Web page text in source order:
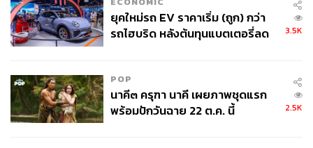
ด้านจุติ ไกรฤกษ์ สส. แบบบัญชีรายชื่อ พรรครวมไทยสร้าง
ชาติ ลุกขึ้นอภิปรายต่อโดยขอใช้สิทธิ์เห็นต่าง ตนเองเคารพ
ความเห็นของผู้นำฝ่ายค้าน แต่ตนเองโตมาในระบบที่เชื่อและ
ประชาธิปไตยที่มีพระมหากษัตริย์ทรงเป็นประมุขอย่างยิ่ง
ตนเองไม่เคลือบแคลงใน พ.ร.บ.ฉบับนี้แม้แต่น้อย เนื้อหา
กฎหมายฉบับนี้หลายคนอาจจะเห็นว่าเป็นทรัพย์สินส่วนพระ
มหากษัตริย์ แต่ทั้งหมดเป็นไปเพื่อประโยชน์ของชาติและ
ยุคใหม่รถ EV ราคาเริ่ม (ถูก) กว่า
รถไฮบริด หลังต้นทุนแบตเตอรี่ลด
3.5K
POP
นาคี๓ ครุฑา นาคี เผยภาพชุดแรก
พร้อมปักวันฉาย 22 ต.ค. นี้
2.5K